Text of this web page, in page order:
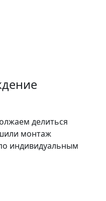
делиться
монтаж
индивидуальным